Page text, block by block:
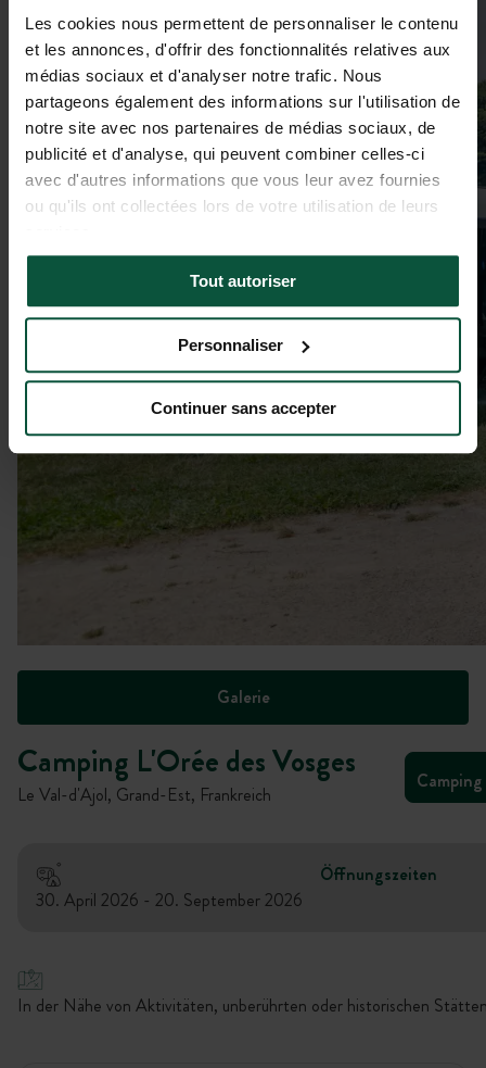
Les cookies nous permettent de personnaliser le contenu
et les annonces, d'offrir des fonctionnalités relatives aux
médias sociaux et d'analyser notre trafic. Nous
partageons également des informations sur l'utilisation de
notre site avec nos partenaires de médias sociaux, de
publicité et d'analyse, qui peuvent combiner celles-ci
avec d'autres informations que vous leur avez fournies
ou qu'ils ont collectées lors de votre utilisation de leurs
Tout autoriser
Personnaliser
Continuer sans accepter
Galerie
Camping L'Orée des Vosges
Le Val-d'Ajol, Grand-Est, Frankreich
Öffnungszeiten
30. April 2026 - 20. September 2026
In der Nähe von Aktivitäten, unberührten oder historischen